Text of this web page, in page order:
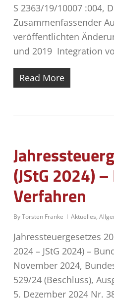
S 2363/19/10007 :004,
Zusammenfassender
veröffentlichten
und 2019 Integration
Read More
(JStG 2024)
Verfahren
ByTorsten Franke Aktuelles,
Jahressteuergesetzes
2024 – JStG 2024) –
November 2024,
529/24 (Beschluss),
5. Dezember 2024 Nr.